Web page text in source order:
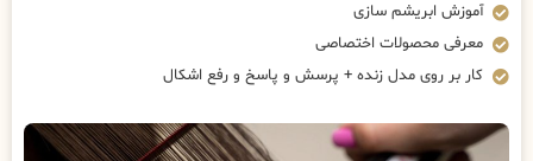
آموزش ابریشم سازی
معرفی محصولات اختصاصی
کار بر روی مدل زنده + پرسش و پاسخ و رفع اشکال